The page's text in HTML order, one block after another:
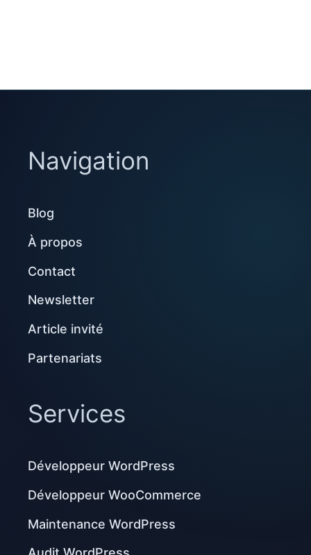
Navigation
Blog
À propos
Contact
Newsletter
Article invité
Partenariats
Services
Développeur WordPress
Développeur WooCommerce
Maintenance WordPress